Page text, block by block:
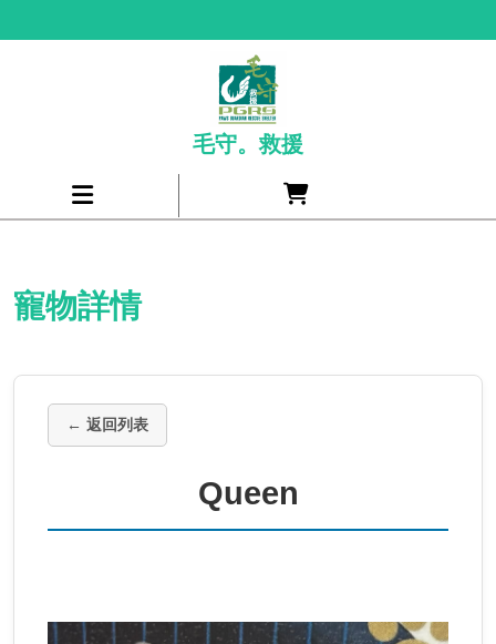
毛守。救援
Open
Cart
item
寵物詳情
← 返回列表
Queen